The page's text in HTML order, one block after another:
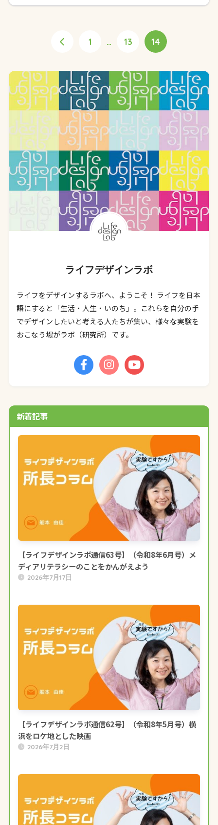
1 … 13 14
ライフデザインラボ
ライフをデザインするラボへ、ようこそ！ ライフを日本
語にすると「生活・人生・いのち」。これらを自分の手
でデザインしたいと考える人たちが集い、様々な実験を
おこなう場がラボ（研究所）です。
新着記事
【ライフデザインラボ通信63号】（令和8年6月号）メ
ディアリテラシーのことをかんがえよう
2026年7月17日
【ライフデザインラボ通信62号】（令和8年5月号）横
浜をロケ地とした映画
2026年7月2日